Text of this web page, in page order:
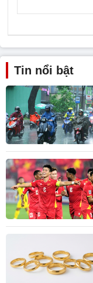
Tin nổi bật